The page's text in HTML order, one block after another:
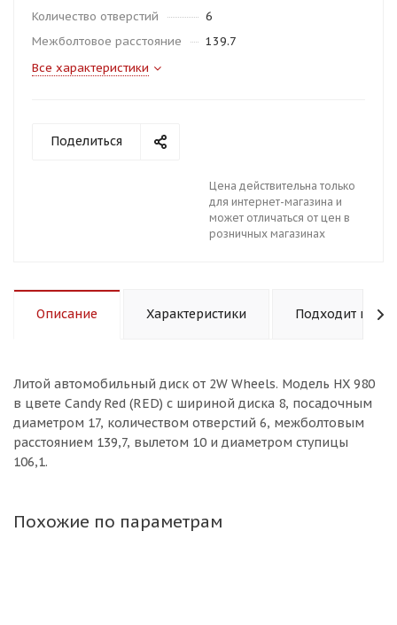
Количество отверстий
6
Межболтовое расстояние
139.7
Все характеристики
Поделиться
Цена действительна только
для интернет-магазина и
может отличаться от цен в
розничных магазинах
Описание Характеристики Подходит к
Литой aвтомобильный диск от 2W Wheels. Модель HX 980
в цвете Candy Red (RED) с шириной диска 8, посадочным
диаметром 17, количеством отверстий 6, межболтовым
расстоянием 139,7, вылетом 10 и диаметром ступицы
106,1.
Похожие по параметрам